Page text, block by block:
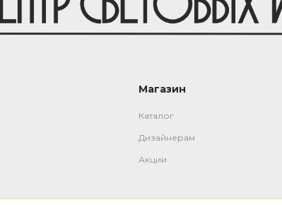
Магазин
Каталог
Дизайнерам
Акции